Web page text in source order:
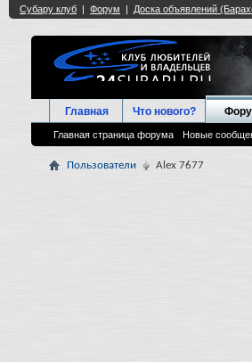
Главная Что нового?
Главная страница форума Новые
Пользователи Alex 7677